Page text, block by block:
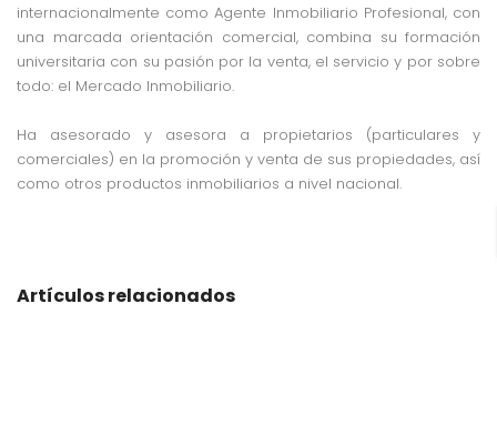
internacionalmente como Agente Inmobiliario Profesional, con
una marcada orientación comercial, combina su formación
universitaria con su pasión por la venta, el servicio y por sobre
todo: el Mercado Inmobiliario.
Ha asesorado y asesora a propietarios (particulares y
comerciales) en la promoción y venta de sus propiedades, así
como otros productos inmobiliarios a nivel nacional.
Artículos relacionados